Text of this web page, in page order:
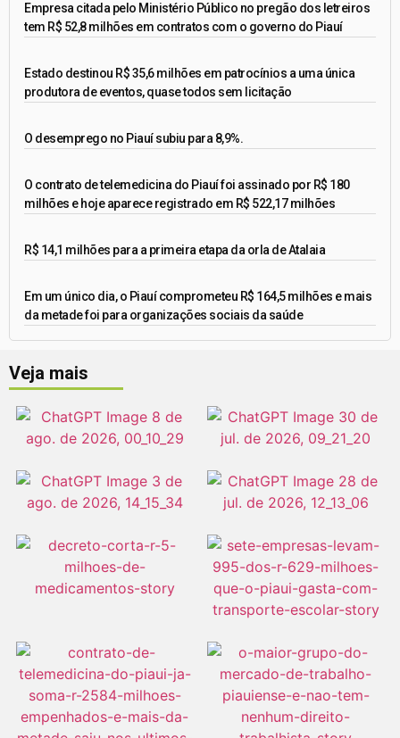
Empresa citada pelo Ministério Público no pregão dos letreiros
tem R$ 52,8 milhões em contratos com o governo do Piauí
Estado destinou R$ 35,6 milhões em patrocínios a uma única
produtora de eventos, quase todos sem licitação
O desemprego no Piauí subiu para 8,9%.
O contrato de telemedicina do Piauí foi assinado por R$ 180
milhões e hoje aparece registrado em R$ 522,17 milhões
R$ 14,1 milhões para a primeira etapa da orla de Atalaia
Em um único dia, o Piauí comprometeu R$ 164,5 milhões e mais
da metade foi para organizações sociais da saúde
Veja mais